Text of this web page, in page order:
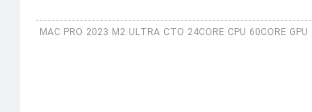
MAC PRO 2023 M2 ULTRA CTO 24CORE CPU 60CORE